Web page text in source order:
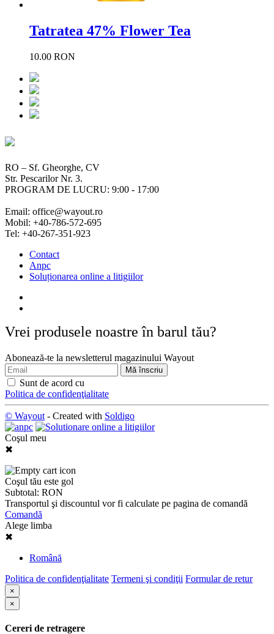
Tatratea 47% Flower Tea
10.00 RON
RO – Sf. Gheorghe, CV
Str. Pescarilor Nr. 3.
PROGRAM DE LUCRU: 9:00 - 17:00
Email: office@wayout.ro
Mobil: +40-786-572-695
Tel: +40-267-351-923
Contact
Anpc
Soluționarea online a litigiilor
Vrei produsele noastre în barul tău?
Abonează-te la newsletterul magazinului Wayout
Sunt de acord cu
Politica de confidenţialitate
© Wayout - Created with Soldigo
Coşul meu
✖
Coşul tău este gol
Subtotal: RON
Transportul şi discountul vor fi calculate pe pagina de comandă
Comandă
Alege limba
✖
Română
Politica de confidenţialitate Termeni şi condiţii Formular de retur
×
×
Cereri de retragere